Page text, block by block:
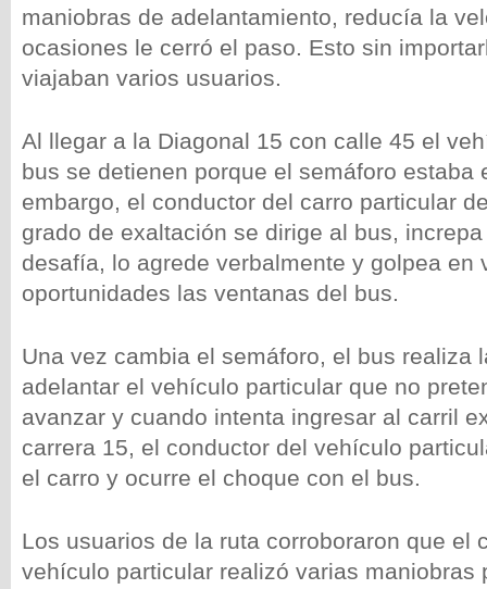
maniobras de adelantamiento, reducía la
ocasiones le cerró el paso. Esto sin
viajaban varios usuarios.
Al llegar a la Diagonal 15 con calle 45 el
bus se detienen porque el semáforo estaba
embargo, el conductor del carro particular
grado de exaltación se dirige al bus,
desafía, lo agrede verbalmente y golpea en
oportunidades las ventanas del bus.
Una vez cambia el semáforo, el bus realiza
adelantar el vehículo particular que no
avanzar y cuando intenta ingresar al carril
carrera 15, el conductor del vehículo
el carro y ocurre el choque con el bus.
Los usuarios de la ruta corroboraron que el
vehículo particular realizó varias maniobras